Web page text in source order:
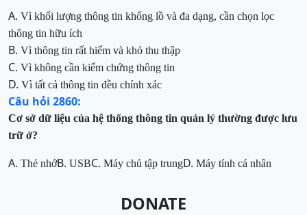
A. Vì khối lượng thông tin khổng lồ và đa dạng, cần chọn lọc
thông tin hữu ích
B. Vì thông tin rất hiếm và khó thu thập
C. Vì không cần kiểm chứng thông tin
D. Vì tất cả thông tin đều chính xác
Câu hỏi 2860:
Cơ sở dữ liệu của hệ thống thông tin quản lý thường được lưu
trữ ở?
A. Thẻ nhớB. USBC. Máy chủ tập trungD. Máy tính cá nhân
DONATE